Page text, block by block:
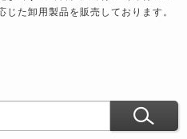
た卸用製品を販売しております。